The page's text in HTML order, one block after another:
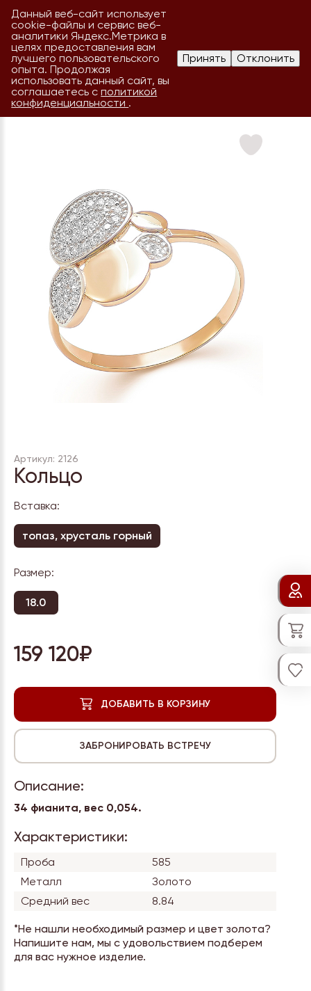
Артикул: 2126
Кольцо
Вставка:
топаз, хрусталь горный
Размер:
18.0
159 120₽
Описание:
34 фианита, вес 0,054.
Характеристики:
Проба
585
Металл
Золото
Средний вес
8.84
*Не нашли необходимый размер и цвет золота?
Напишите нам, мы с удовольствием подберем
для вас нужное изделие.
Данный веб-сайт использует
cookie-файлы и сервис веб-
аналитики Яндекс.Метрика в
целях предоставления вам
лучшего пользовательского
опыта. Продолжая
использовать данный сайт, вы
соглашаетесь сполитикой
конфиденциальности .
Принять Отклонить